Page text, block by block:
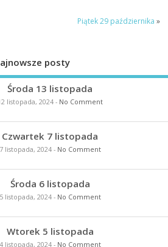
Piątek 29 października »
posty
Środa 13 listopada
listopada, 2024- No Comment
Czwartek 7 listopada
7 listopada, 2024- No Comment
Środa 6 listopada
5 listopada, 2024- No Comment
Wtorek 5 listopada
4 listopada, 2024- No Comment